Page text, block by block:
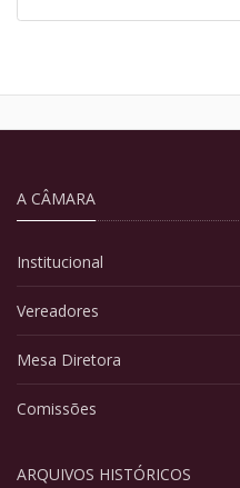
A CÂMARA
Institucional
Vereadores
Mesa Diretora
Comissões
ARQUIVOS HISTÓRICOS